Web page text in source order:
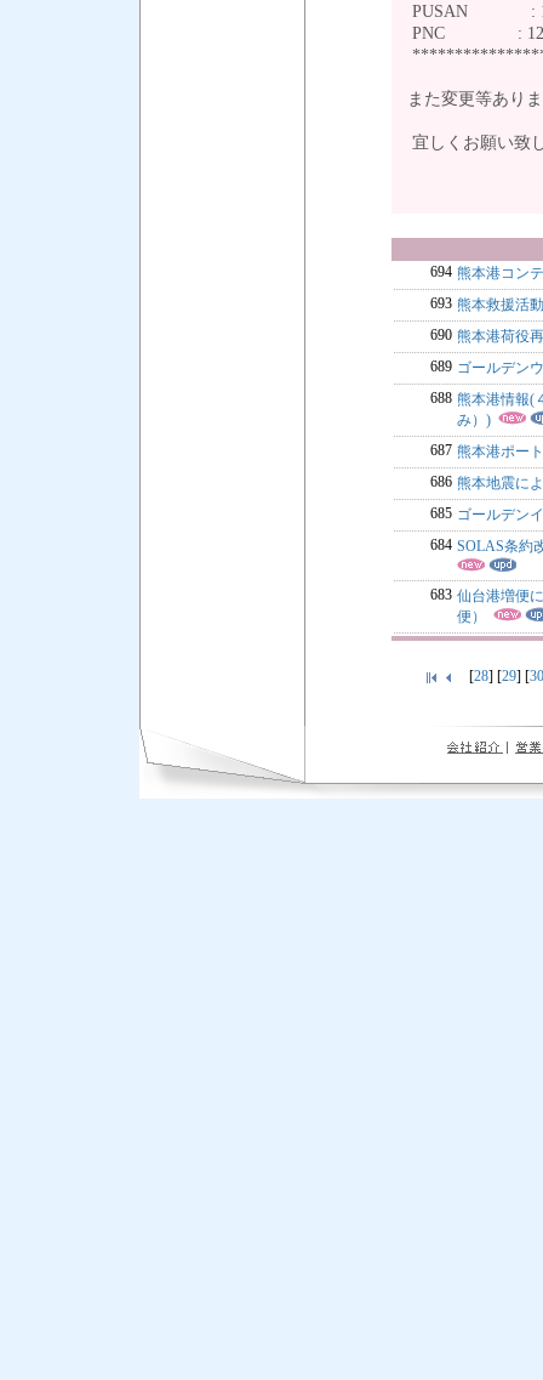
PUSAN : 12/
PNC : 12/
また変更等あり
宜しくお願い致
694 熊本港コン
693 熊本救援活
690 熊本港荷役
689 ゴールデン
688 熊本港情報(
み）)
687 熊本港ポー
686 熊本地震に
685 ゴールデン
684 SOLAS条約
683 仙台港増便
便）
[28] [29] [30